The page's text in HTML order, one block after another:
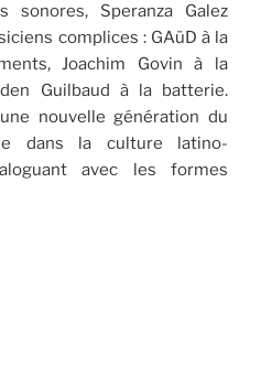
sonores, Speranza Galez
complices : GAüD à la
Joachim Govin à la
Guilbaud à la batterie.
nouvelle génération du
dans la culture latino-
avec les formes